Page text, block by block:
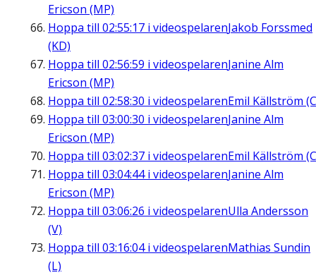
Ericson (MP)
Hoppa till 02:55:17 i videospelarenJakob Forssmed
(KD)
Hoppa till 02:56:59 i videospelarenJanine Alm
Ericson (MP)
Hoppa till 02:58:30 i videospelarenEmil Källström
Hoppa till 03:00:30 i videospelarenJanine Alm
Ericson (MP)
Hoppa till 03:02:37 i videospelarenEmil Källström
Hoppa till 03:04:44i videospelarenJanine Alm
Ericson (MP)
Hoppa till 03:06:26 i videospelarenUlla Andersson
(V)
Hoppa till 03:16:04i videospelarenMathias Sundin
(L)